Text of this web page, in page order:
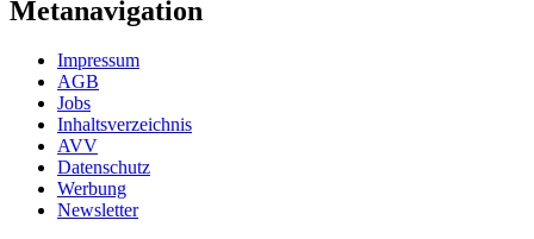
Metanavigation
Impressum
AGB
Jobs
Inhaltsverzeichnis
AVV
Datenschutz
Werbung
Newsletter